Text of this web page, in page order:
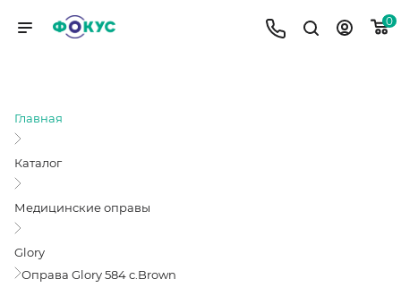
0
Главная
Каталог
Медицинские оправы
Glory
Оправа Glory 584 c.Brown